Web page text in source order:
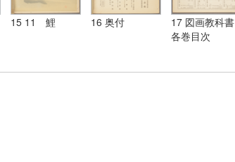
15 11 鯉 16 奥付
17 図画教科書
各巻目次